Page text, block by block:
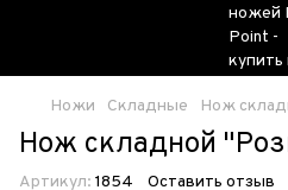
Ножи Складные Нож
Нож складной
Артикул: 1854 Оставить отзыв